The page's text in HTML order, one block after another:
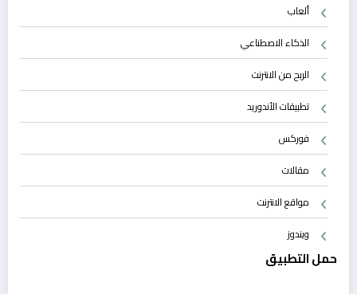
ألعاب
الذكاء الاصطناعي
الربح من الانترنت
تطبيقات الأندوريد
فوركس
مقالات
مواقع الانترنت
ويندوز
حمل التطبيق